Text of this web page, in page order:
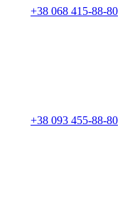
+38 068 415-88-80
+38 093 455-88-80